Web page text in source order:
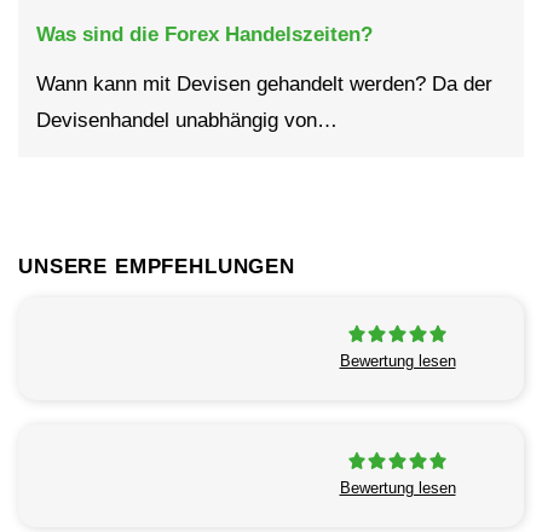
Was sind die Forex Handelszeiten?
Wann kann mit Devisen gehandelt werden? Da der
Devisenhandel unabhängig von…
UNSERE EMPFEHLUNGEN
Bewertung lesen
Bewertung lesen